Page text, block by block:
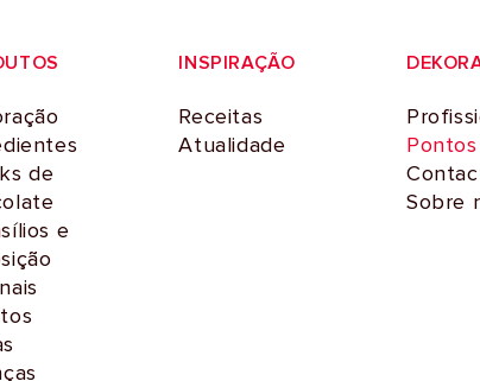
de
e
INSPIRAÇÃO
Receitas
Atualidade
Sobre